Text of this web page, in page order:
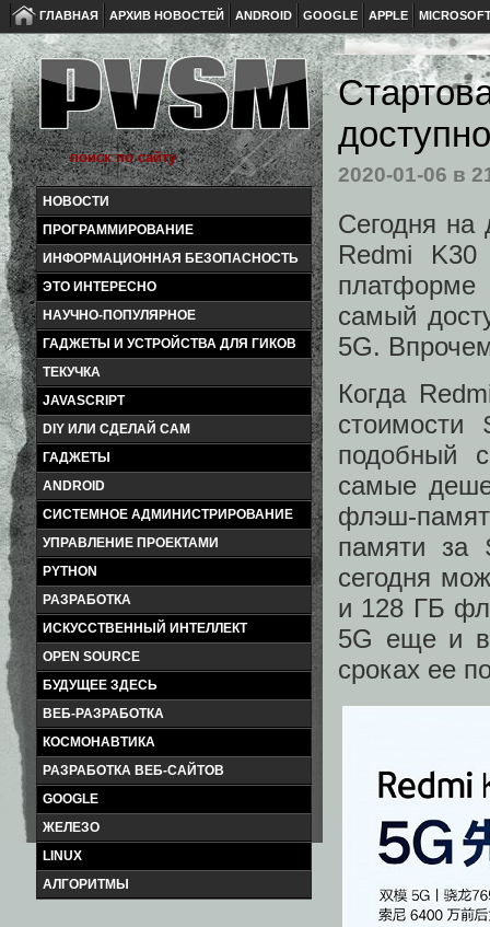
ГЛАВНАЯ АРХИВ НОВОСТЕЙ ANDROID GOOGLE APPLE
НОВОСТИ
ПРОГРАММИРОВАНИЕ
ИНФОРМАЦИОННАЯ БЕЗОПАСНОСТЬ
ЭТО ИНТЕРЕСНО
НАУЧНО-ПОПУЛЯРНОЕ
ГАДЖЕТЫ И УСТРОЙСТВА ДЛЯ ГИКОВ
ТЕКУЧКА
JAVASCRIPT
DIY ИЛИ СДЕЛАЙ САМ
ГАДЖЕТЫ
ANDROID
СИСТЕМНОЕ АДМИНИСТРИРОВАНИЕ
УПРАВЛЕНИЕ ПРОЕКТАМИ
PYTHON
РАЗРАБОТКА
ИСКУССТВЕННЫЙ ИНТЕЛЛЕКТ
OPEN SOURCE
БУДУЩЕЕ ЗДЕСЬ
ВЕБ-РАЗРАБОТКА
КОСМОНАВТИКА
РАЗРАБОТКА ВЕБ-САЙТОВ
GOOGLE
ЖЕЛЕЗО
LINUX
АЛГОРИТМЫ
2020-01-06 в
Сегодня на
Redmi K30
платформе
самый
5G.
Когда
стоимости
подобный
самые
флэш-
памяти за
сегодня
и 128 ГБ
5G еще и
сроках ее